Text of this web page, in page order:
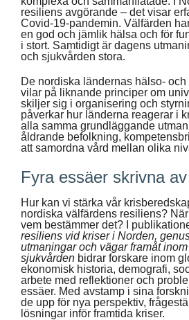
resiliens avgörande – det visar
Covid-19-pandemin. Välfärden
en god och jämlik hälsa och för
i stort. Samtidigt är dagens
och sjukvården stora.
De nordiska ländernas hälso-
vilar på liknande principer om
skiljer sig i organisering och
påverkar hur länderna reagerar i
alla samma grundläggande
åldrande befolkning,
att samordna vård mellan olika
Fyra essäer skrivna
Hur kan vi stärka vår
nordiska välfärdens resiliens?
vem bestämmer det? I
resiliens vid kriser i Norden,
utmaningar och vägar framåt
sjukvården bidrar forskare inom
ekonomisk historia, demografi,
arbete med reflektioner och
essäer. Med avstamp i sina
de upp för nya perspektiv,
lösningar inför framtida kriser.